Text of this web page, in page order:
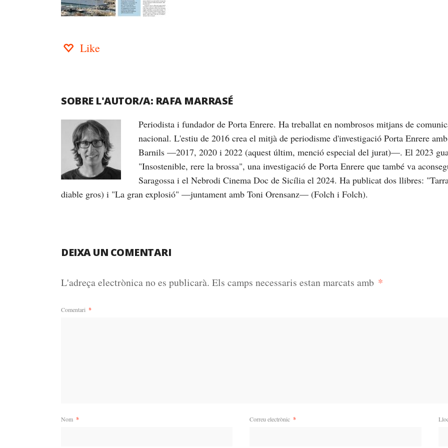
Like
SOBRE L'AUTOR/A: RAFA MARRASÉ
Periodista i fundador de Porta Enrere. Ha treballat en nombrosos mitjans de
nacional. L'estiu de 2016 crea el mitjà de periodisme d'investigació Porta Enrere
Barnils —2017, 2020 i 2022 (aquest últim, menció especial del jurat)—. El 2023
"Insostenible, rere la brossa", una investigació de Porta Enrere que també va
Saragossa i el Nebrodi Cinema Doc de Sicília el 2024. Ha publicat dos llibres:
diable gros) i "La gran explosió" —juntament amb Toni Orensanz— (Folch i Folch).
DEIXA UN COMENTARI
L'adreça electrònica no es publicarà. Els camps necessaris estan marcats amb *
Comentari *
Nom * Correu electrònic *